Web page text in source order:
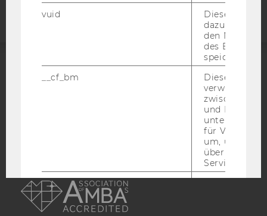
ACCREDITED BY:
vuid
Dieser
dazu
den
des
speichern.
__cf_bm
Dieses
verwendet,
zwischen
und Bots zu
für Vimeo
um, um
über die
Service zu
_uetvid